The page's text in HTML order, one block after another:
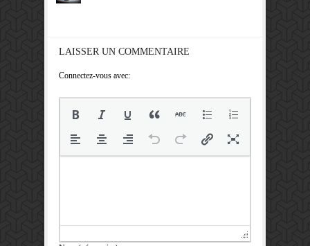
LAISSER UN COMMENTAIRE
Connectez-vous avec: